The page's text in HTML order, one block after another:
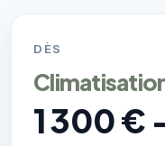
DÈS
1 300 €